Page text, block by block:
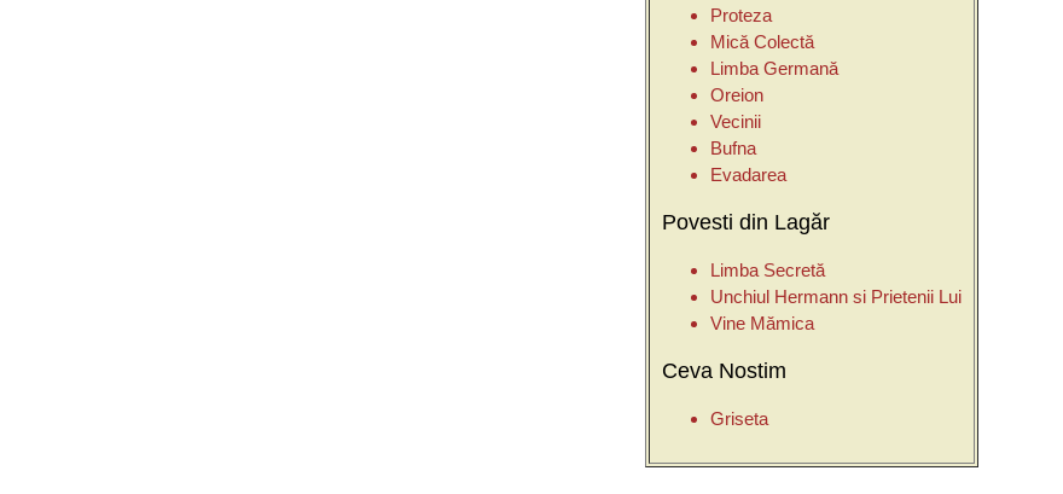
Proteza
Mică Colectă
Limba Germană
Oreion
Vecinii
Bufna
Evadarea
Povesti din Lagăr
Limba Secretă
Unchiul Hermann si Prietenii Lui
Vine Mămica
Ceva Nostim
Griseta